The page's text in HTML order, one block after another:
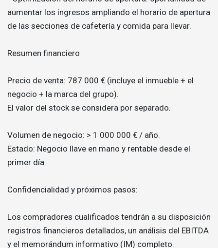
aumentar los ingresos ampliando el horario de apertura
de las secciones de cafetería y comida para llevar.
Resumen financiero
Precio de venta: 787 000 € (incluye el inmueble + el
negocio + la marca del grupo).
El valor del stock se considera por separado.
Volumen de negocio: > 1 000 000 € / año.
Estado: Negocio llave en mano y rentable desde el
primer día.
Confidencialidad y próximos pasos:
Los compradores cualificados tendrán a su disposición
registros financieros detallados, un análisis del EBITDA
y el memorándum informativo (IM) completo.